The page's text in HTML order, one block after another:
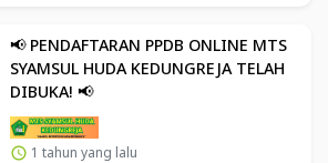
📢 PENDAFTARAN PPDB ONLINE MTS
SYAMSUL HUDA KEDUNGREJA TELAH
DIBUKA! 📢
1 tahun yang lalu